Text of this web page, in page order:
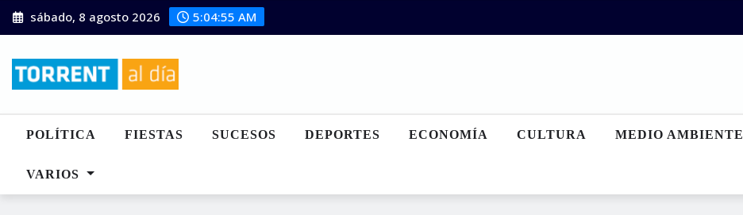
Saltar
al
sábado, 8 agosto 2026 5:04:56 AM
POLÍTICA FIESTAS SUCESOS DEPORTES ECONOMÍA CULTURA MEDIO AMBIENTE
VARIOS